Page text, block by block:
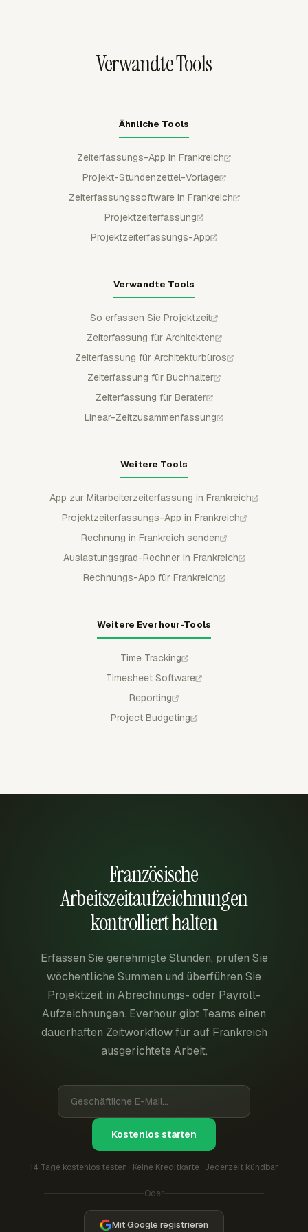
Verwandte Tools
Ähnliche Tools
Zeiterfassungs-App in Frankreich
Projekt-Stundenzettel-Vorlage
Zeiterfassungssoftware in Frankreich
Projektzeiterfassung
Projektzeiterfassungs-App
Verwandte Tools
So erfassen Sie Projektzeit
Zeiterfassung für Architekten
Zeiterfassung für Architekturbüros
Zeiterfassung für Buchhalter
Zeiterfassung für Berater
Linear-Zeitzusammenfassung
Weitere Tools
App zur Mitarbeiterzeiterfassung in Frankreich
Projektzeiterfassungs-App in Frankreich
Rechnung in Frankreich senden
Auslastungsgrad-Rechner in Frankreich
Rechnungs-App für Frankreich
Weitere Everhour-Tools
Time Tracking
Timesheet Software
Reporting
Project Budgeting
Französische
Arbeitszeitaufzeichnungen
kontrolliert halten
Erfassen Sie genehmigte Stunden, prüfen Sie
wöchentliche Summen und überführen Sie
Projektzeit in Abrechnungs- oder Payroll-
Aufzeichnungen. Everhour gibt Teams einen
dauerhaften Zeitworkflow für auf Frankreich
ausgerichtete Arbeit.
Kostenlos starten
14 Tage kostenlos testen · Keine Kreditkarte · Jederzeit kündbar
Oder
Mit Google registrieren